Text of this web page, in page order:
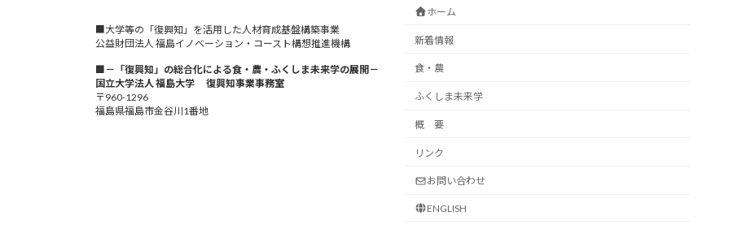
■大学等の「復興知」を活用した人材育成基盤構築事業
公益財団法人 福島イノベーション・コースト構想推進機構
■－「復興知」の総合化による食・農・ふくしま未来学の展開－
国立大学法人 福島大学 復興知事業事務室
〒960-1296
福島県福島市金谷川1番地
ホーム
新着情報
食・農
ふくしま未来学
概 要
リンク
お問い合わせ
ENGLISH